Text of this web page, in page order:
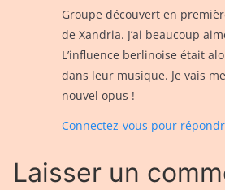
Groupe découvert en
de Xandria. J’ai beaucoup
L’influence berlinoise était
dans leur musique. Je vais
nouvel opus !
Connectez-vous pour
Laisser un